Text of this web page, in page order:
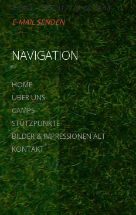
MOBIL: +49 (0)171/ 9 48 78 48
E-MAIL SENDEN
NAVIGATION
HOME
ÜBER UNS
CAMPS
STÜTZPUNKTE
BILDER & IMPRESSIONEN ALT
KONTAKT